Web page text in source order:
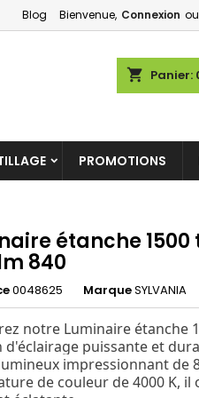
Bienvenue, Connexion ou
Blog
shopping_cart Panier:
PROMOTIONS
étanche 1500
840
0048625 MarqueSYLVANIA
notre Luminaire étanche
puissante et
impressionnant de
de couleur de 4000 K,